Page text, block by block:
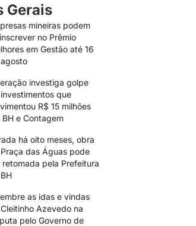
Gerais
mineiras podem
no Prêmio
em Gestão até 16
investiga golpe
que
R$ 15 milhões
BH e Contagem
há oito meses, obra
das Águas pode
retomada pela Prefeitura
as idas e vindas
Azevedo na
pelo Governo de